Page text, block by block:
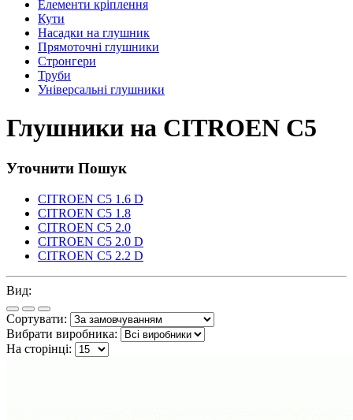
Елементи кріплення
Кути
Насадки на глушник
Прямоточні глушники
Стронгери
Труби
Універсальні глушники
Глушники на CITROEN C5
Уточнити Пошук
CITROEN C5 1.6 D
CITROEN C5 1.8
CITROEN C5 2.0
CITROEN C5 2.0 D
CITROEN C5 2.2 D
Вид:
Сортувати:
Вибрати виробника:
На сторінці: